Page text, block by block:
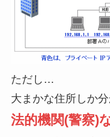
ただし…
大まかな住所しか
法的機関(警察)